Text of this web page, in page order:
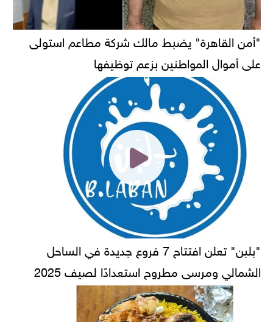
"أمن القاهرة" يضبط مالك شركة مطاعم استولى
على أموال المواطنين بزعم توظيفها
"بلبن" تعلن افتتاح 7 فروع جديدة في الساحل
الشمالي ومرسى مطروح استعدادًا لصيف 2025